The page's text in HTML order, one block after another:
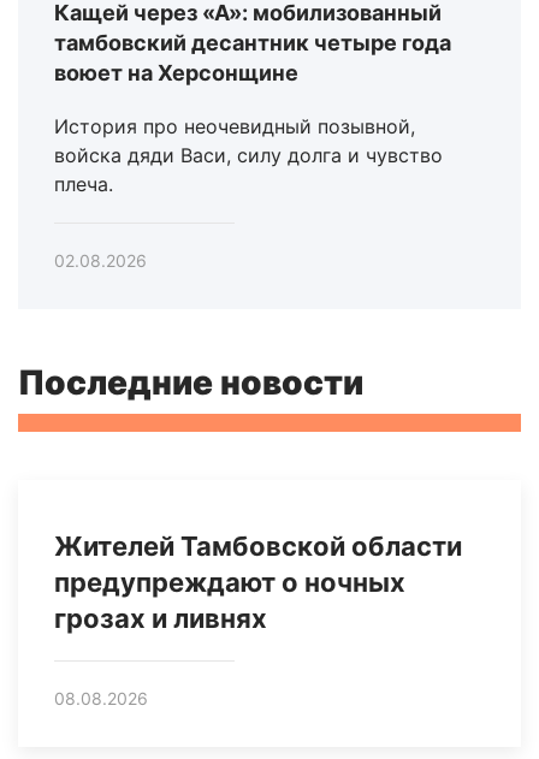
Кащей через «А»: мобилизованный
тамбовский десантник четыре года
воюет на Херсонщине
История про неочевидный позывной,
войска дяди Васи, силу долга и чувство
плеча.
02.08.2026
Последние новости
Жителей Тамбовской области
предупреждают о ночных
грозах и ливнях
08.08.2026